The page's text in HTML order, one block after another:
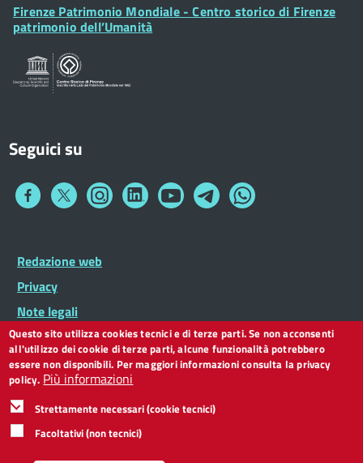
Posta Elettronica Certificata
Footer
Widget
Firenze Patrimonio Mondiale - Centro storico di Firenze
patrimonio dell’Umanità
Seguici su
Collegamento
Collegamento
a
Collegamento
a
Collegamento
a
Collegamento
a
Collegamento
a
Collegamento
a
Footer
Widget
Footer
menu
Redazione web
Privacy
Note legali
Dichiarazione di accessibilità
CC BY 3.0 IT
Questo sito utilizza cookies tecnici e di terze parti. Se non acconsenti
all'utilizzo dei cookie di terze parti, alcune funzionalità potrebbero
essere non disponibili. Per maggiori informazioni consulta la privacy
policy. Più informazioni
Strettamente necessari (cookie tecnici)
Facoltativi (non tecnici)